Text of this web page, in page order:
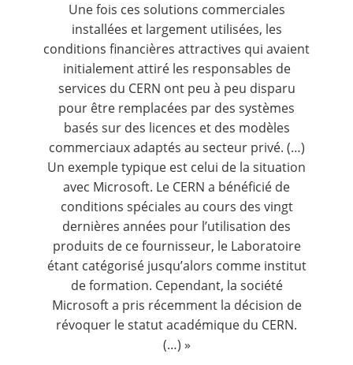
Une fois ces solutions commerciales
installées et largement utilisées, les
conditions financières attractives qui avaient
initialement attiré les responsables de
services du CERN ont peu à peu disparu
pour être remplacées par des systèmes
basés sur des licences et des modèles
commerciaux adaptés au secteur privé. (…)
Un exemple typique est celui de la situation
avec Microsoft. Le CERN a bénéficié de
conditions spéciales au cours des vingt
dernières années pour l’utilisation des
produits de ce fournisseur, le Laboratoire
étant catégorisé jusqu’alors comme institut
de formation. Cependant, la société
Microsoft a pris récemment la décision de
révoquer le statut académique du CERN.
(…) »